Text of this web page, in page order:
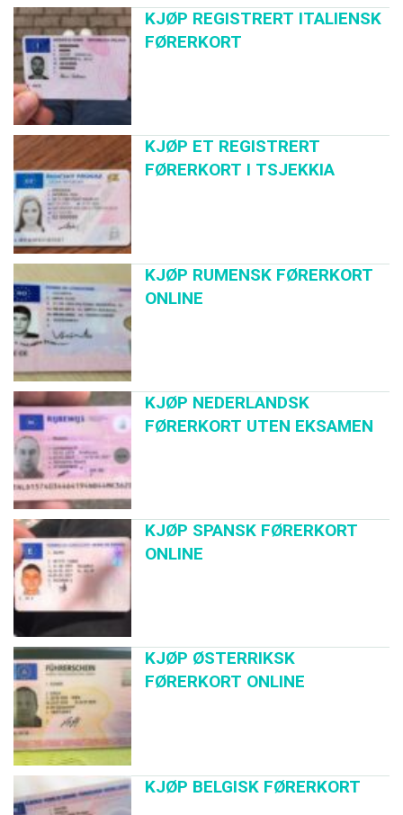
KJØP REGISTRERT ITALIENSK
FØRERKORT
KJØP ET REGISTRERT
FØRERKORT I TSJEKKIA
KJØP RUMENSK FØRERKORT
ONLINE
KJØP NEDERLANDSK
FØRERKORT UTEN EKSAMEN
KJØP SPANSK FØRERKORT
ONLINE
KJØP ØSTERRIKSK
FØRERKORT ONLINE
KJØP BELGISK FØRERKORT